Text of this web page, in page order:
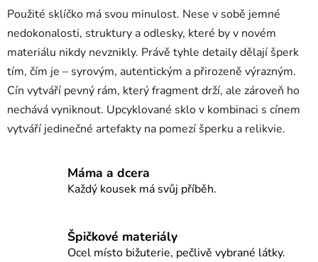
p
r
v
k
y
v
ý
p
i
Použité sklíčko má svou minulost. Nese v sobě jemné
nedokonalosti, struktury a odlesky, které by v novém
materiálu nikdy nevznikly. Právě tyhle detaily dělají šperk
tím, čím je – syrovým, autentickým a přirozeně výrazným.
Cín vytváří pevný rám, který fragment drží, ale zároveň ho
nechává vyniknout. Upcyklované sklo v kombinaci s cínem
vytváří jedinečné artefakty na pomezí šperku a relikvie.
Máma a dcera
Každý kousek má svůj příběh.
Špičkové materiály
Ocel místo bižuterie, pečlivě vybrané látky.